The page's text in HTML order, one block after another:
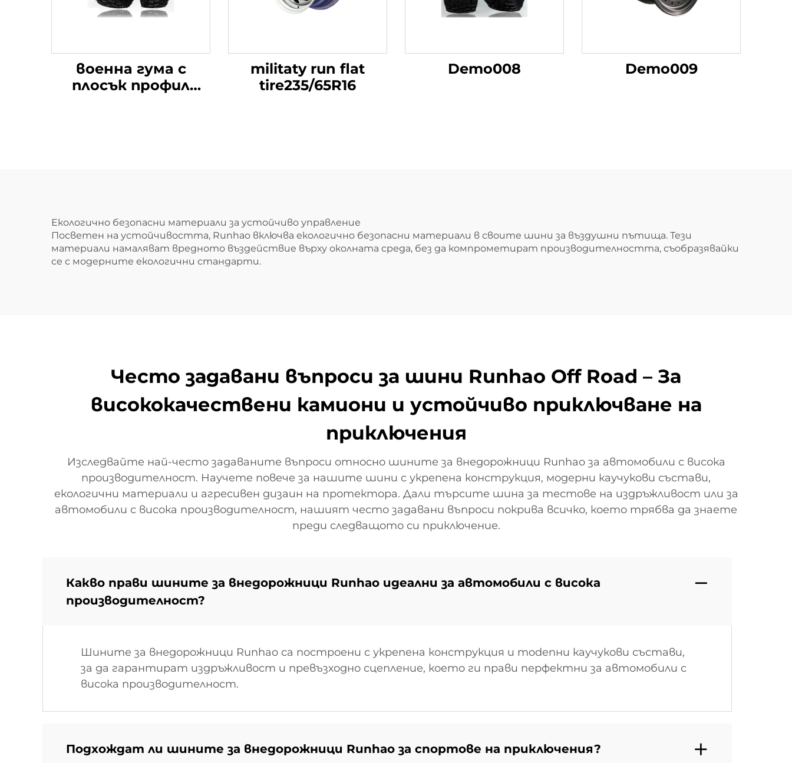
военна гума с
плосък профил
militaty run flat
tire235/65R16
Demo008 Demo009
Екологично безопасни материали за устойчиво управление
Посветен на устойчивостта, Runhao включва екологично безопасни материали в своите шини за въздушни пътища. Тези
материали намаляват вредното въздействие върху околната среда, без да компрометират производителността, съобразявайки
се с модерните екологични стандарти.
Често задавани въпроси за шини Runhao Off Road – За
висококачествени камиони и устойчиво приключване на
приключения
Изследвайте най-често задаваните въпроси относно шините за внедорожници Runhao за автомобили с висока
производителност. Научете повече за нашите шини с укрепена конструкция, модерни каучукови състави,
екологични материали и агресивен дизаин на протектора. Дали търсите шина за тестове на издръжливост или за
автомобили с висока производителност, нашият често задавани въпроси покрива всичко, което трябва да знаете
преди следващото си приключение.
Какво прави шините за внедорожници Runhao идеални за автомобили с висока
производителност?
Шините за внедорожници Runhao са построени с укрепена конструкция и modenни каучукови състави,
за да гарантират издръжливост и превъзходно сцепление, което ги прави перфектни за автомобили с
висока производителност.
Подхождат ли шините за внедорожници Runhao за спортове на приключения?